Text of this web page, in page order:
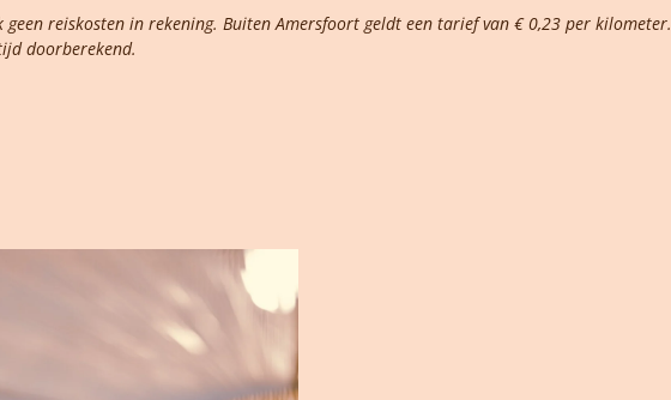
reiskosten in rekening. Buiten Amersfoort geldt een tarief van € 0,23 per kilometer.
doorberekend.